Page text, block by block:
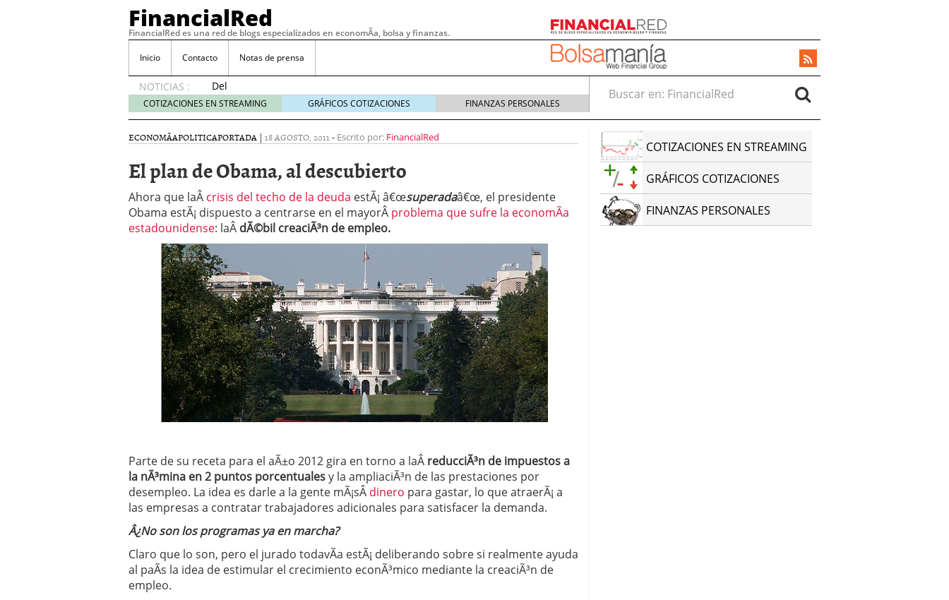
FinancialRed
FinancialRed es una red de blogs especializados en economÃ­a, bolsa y finanzas.
Inicio Contacto Notas de prensa
NOTICIAS :
Del
depósito
a la
cómo
cambiando
gestión
del
ahorro
en
España
05/08/2026
Seguros de convenio en pymes: la obligación que muchas empresas
descubren cuando ya es demasiado tarde 20/07/2026
ReseÃ±a de SIFX: Lo Que Deben Saber los Traders Mexicanos Antes de
Operar 29/06/2026
Crear empresa online vs proceso tradicional: ventajas reales para pymes
29/05/2026
CÃ³mo afrontar una baja mÃ©dica cuando trabajas por cuenta propia
26/05/2026
COTIZACIONES EN STREAMING GRÁFICOS COTIZACIONES FINANZAS PERSONALES
Buscar en:
ECONOMÃ­APOLITICAPORTADA | 18 AGOSTO, 2011 - Escrito por: FinancialRed
El plan de Obama, al descubierto
Ahora que laÂ crisis del techo de la deuda estÃ¡ â€œsuperadaâ€œ, el presidente
Obama estÃ¡ dispuesto a centrarse en el mayorÂ problema que sufre la economÃ­a
estadounidense: laÂ dÃ©bil creaciÃ³n de empleo.
Parte de su receta para el aÃ±o 2012 gira en torno a laÂ reducciÃ³n de impuestos a
la nÃ³mina en 2 puntos porcentualesy la ampliaciÃ³n de las prestaciones por
desempleo. La idea es darle a la gente mÃ¡sÂ dinero para gastar, lo que atraerÃ¡ a
las empresas a contratar trabajadores adicionales para satisfacer la demanda.
Â¿No son los programas ya en marcha?
Claro que lo son, pero el jurado todavÃ­a estÃ¡ deliberando sobre si realmente ayuda
al paÃ­s la idea de estimular el crecimiento econÃ³mico mediante la creaciÃ³n de
empleo.
COTIZACIONES EN STREAMING
GRÁFICOS COTIZACIONES
FINANZAS PERSONALES